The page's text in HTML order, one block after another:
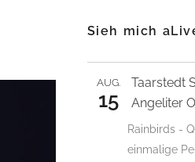
Sieh mich
Taarstedt
AUG.
15 Angeliter
Rainbirds -
einmalige